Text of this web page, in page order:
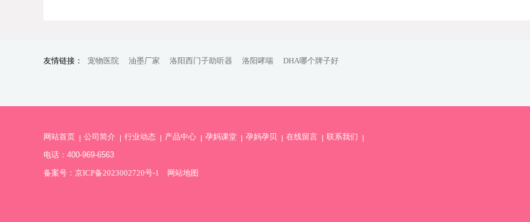
友情链接： 宠物医院 油墨厂家 洛阳西门子助听器 洛阳哮喘 DHA哪个牌子好
网站首页 公司简介 行业动态 产品中心 孕妈课堂 孕妈孕贝 在线留言
联系我们
电话：400-969-6563
备案号： 京ICP备2023002720号-1 网站地图